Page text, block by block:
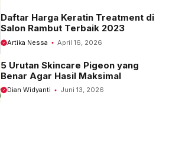
Daftar Harga Keratin Treatment di
Salon Rambut Terbaik 2023
Artika Nessa April 16, 2026
5 Urutan Skincare Pigeon yang
Benar Agar Hasil Maksimal
Dian Widyanti Juni 13, 2026